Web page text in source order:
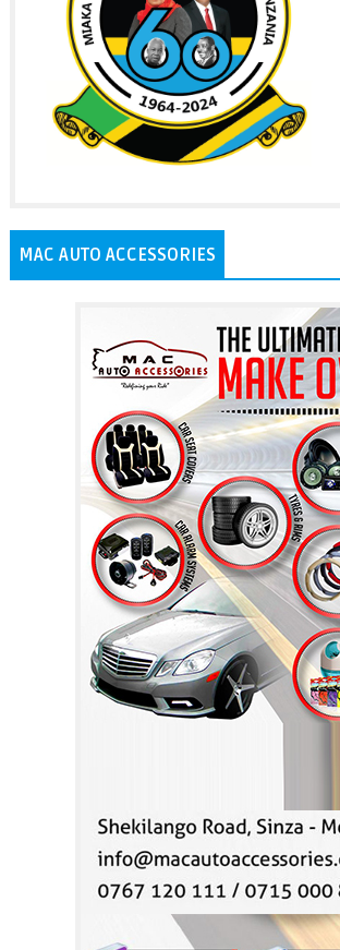
MAC AUTO ACCESSORIES